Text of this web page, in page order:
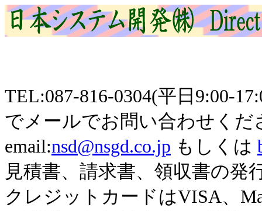
TEL:087-816-0304(平日9:00-
でメールでお問い合わせくだ
email:nsd@nsgd.co.jp もしくは
見積書、請求書、領収書の
クレジットカードはVISA、